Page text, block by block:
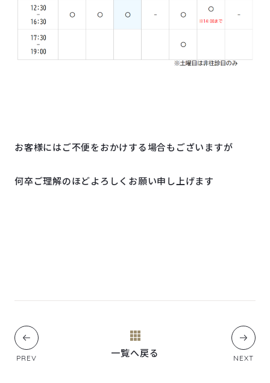
お客様にはご不便をおかけする場合もございますが
何卒ご理解のほどよろしくお願い申し上げます
一覧へ戻る
PREV NEXT